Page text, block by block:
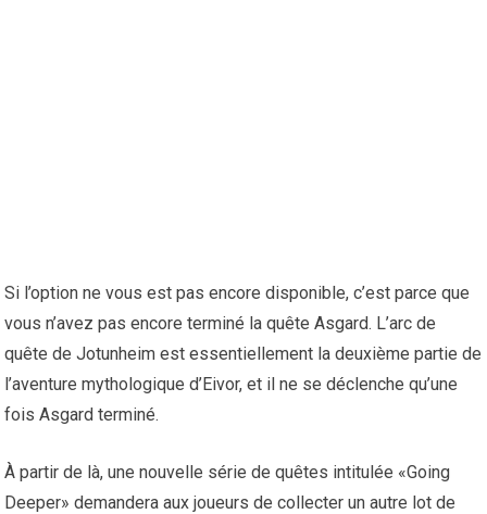
Si l’option ne vous est pas encore disponible, c’est parce que
vous n’avez pas encore terminé la quête Asgard. L’arc de
quête de Jotunheim est essentiellement la deuxième partie de
l’aventure mythologique d’Eivor, et il ne se déclenche qu’une
fois Asgard terminé.
À partir de là, une nouvelle série de quêtes intitulée «Going
Deeper» demandera aux joueurs de collecter un autre lot de